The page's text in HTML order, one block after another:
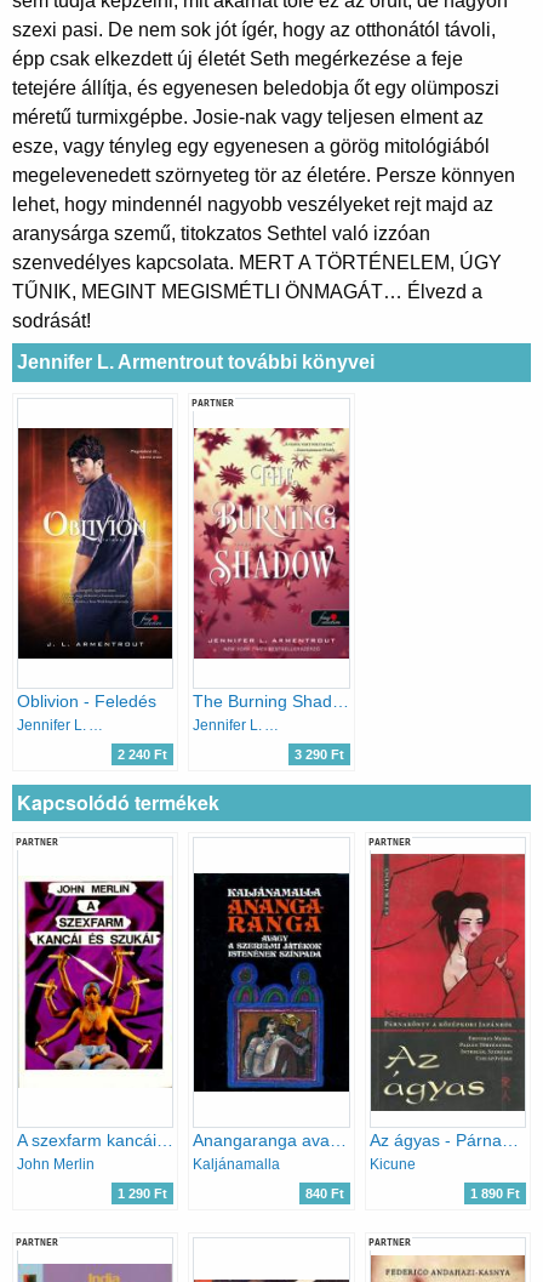
szexi pasi. De nem sok jót ígér, hogy az otthonától távoli,
épp csak elkezdett új életét Seth megérkezése a feje
tetejére állítja, és egyenesen beledobja őt egy olümposzi
méretű turmixgépbe. Josie-nak vagy teljesen elment az
esze, vagy tényleg egy egyenesen a görög mitológiából
megelevenedett szörnyeteg tör az életére. Persze könnyen
lehet, hogy mindennél nagyobb veszélyeket rejt majd az
aranysárga szemű, titokzatos Sethtel való izzóan
szenvedélyes kapcsolata. MERT A TÖRTÉNELEM, ÚGY
TŰNIK, MEGINT MEGISMÉTLI ÖNMAGÁT… Élvezd a
sodrását!
Jennifer L. Armentrout további könyvei
Oblivion - Feledés
Jennifer L. Armentrout
2 240 Ft
PARTNER
Jennifer L. Armentrout
3 290 Ft
Kapcsolódó termékek
PARTNER
John Merlin
1 290 Ft
Kaljánamalla
840 Ft
PARTNER
Kicune
1 890 Ft
PARTNER PARTNER